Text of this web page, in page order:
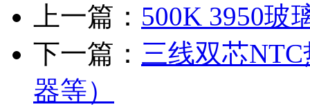
上一篇： 500K 3950玻
下一篇： 三线双芯
器等）